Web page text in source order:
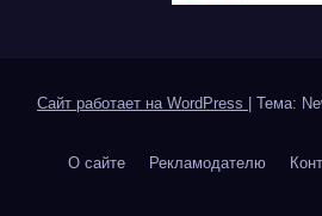
Сайт работает на WordPress Тема:
О сайте Рекламодателю